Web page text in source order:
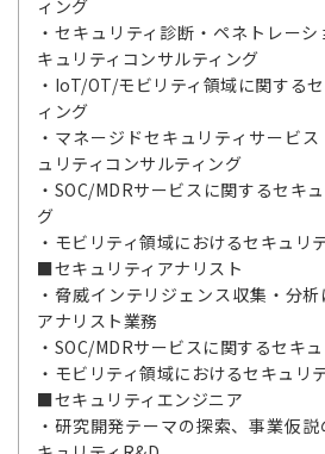
ィング
・セキュリティ診断・ペネトレー
キュリティコンサルティング
・IoT/OT/モビリティ領域に関する
ィング
・マネージドセキュリティサービ
ュリティコンサルティング
・SOC/MDRサービスに関するセキ
グ
・モビリティ領域におけるセキュリ
■セキュリティアナリスト
・脅威インテリジェンス収集・分
アナリスト業務
・SOC/MDRサービスに関するセキ
・モビリティ領域におけるセキュリ
■セキュリティエンジニア
・研究開発テーマの探索、事業仮